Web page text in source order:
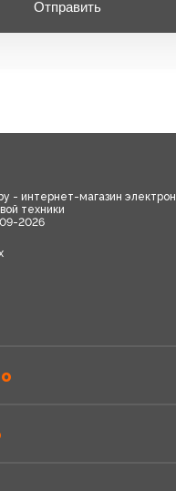
Отправить
- интернет-магазин
техники
2026